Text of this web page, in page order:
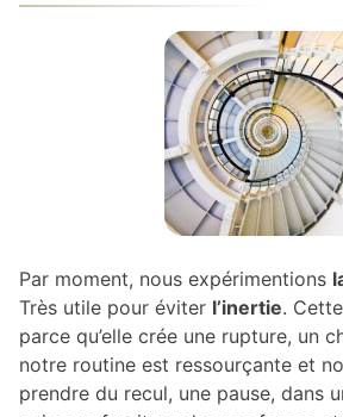
Par moment, nous expérimentions
Très utile pour éviter l’inertie.
parce qu’elle crée une rupture, un
notre routine est ressourçante et
prendre du recul, une pause, dans